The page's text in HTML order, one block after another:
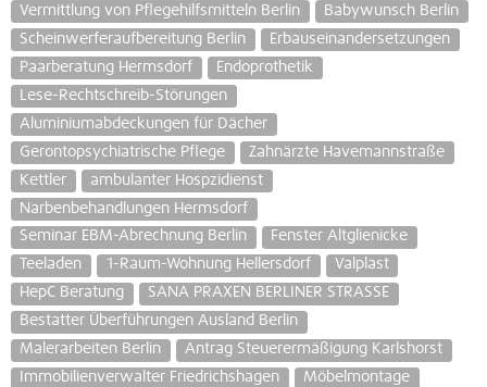
Vermittlung von Pflegehilfsmitteln Berlin
Babywunsch Berlin
Scheinwerferaufbereitung Berlin
Erbauseinandersetzungen
Paarberatung Hermsdorf
Endoprothetik
Lese-Rechtschreib-Störungen
Aluminiumabdeckungen für Dächer
Gerontopsychiatrische Pflege
Zahnärzte Havemannstraße
Kettler
ambulanter Hospzidienst
Narbenbehandlungen Hermsdorf
Seminar EBM-Abrechnung Berlin
Fenster Altglienicke
Teeladen
1-Raum-Wohnung Hellersdorf
Valplast
HepC Beratung
SANA PRAXEN BERLINER STRASSE
Bestatter Überführungen Ausland Berlin
Malerarbeiten Berlin
Antrag Steuerermäßigung Karlshorst
Immobilienverwalter Friedrichshagen
Möbelmontage